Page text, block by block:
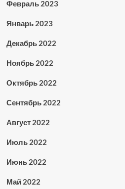
Февраль 2023
Январь 2023
Декабрь 2022
Ноябрь 2022
Октябрь 2022
Сентябрь 2022
Август 2022
Июль 2022
Июнь 2022
Май 2022